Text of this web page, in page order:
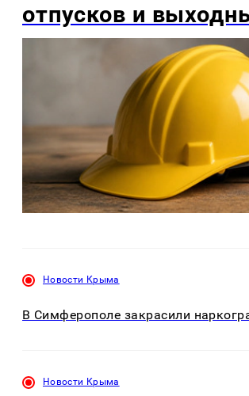
отпусков и
Новости Крыма
В Симферополе закрасили
Новости Крыма